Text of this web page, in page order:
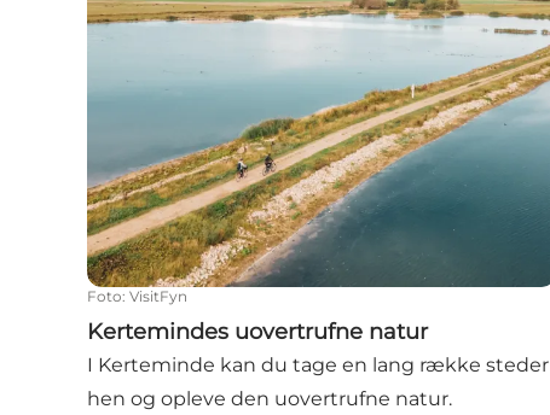
Foto: VisitFyn
Kertemindes uovertrufne natur
I Kerteminde kan du tage en lang række steder
hen og opleve den uovertrufne natur.